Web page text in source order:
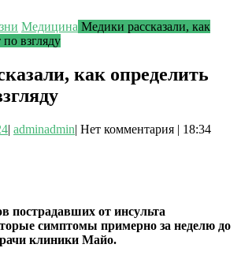
Медицина Медики рассказали, как
взгляду
как определить
| adminadmin| Нет комментария | 18:34
пострадавших от инсульта
симптомы примерно за неделю до
клиники Майо.